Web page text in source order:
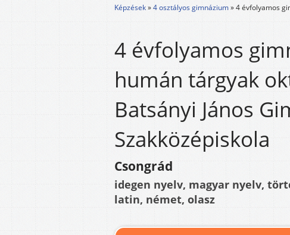
Képzések»4 osztályos gimnázium»4 évfolyamos
4 évfolyamos
humán tárgyak
Batsányi János
Szakközépiskola
Csongrád
idegen nyelv, magyar nyelv,
latin, német, olasz